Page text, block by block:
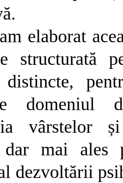
elaborat
structurată
distincte,
domeniul
vârstelor
dar mai ales
dezvoltării